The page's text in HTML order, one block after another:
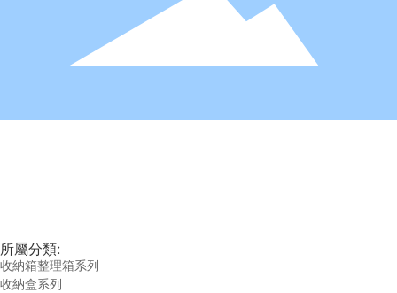
所屬分類:
收納箱整理箱系列
收納盒系列